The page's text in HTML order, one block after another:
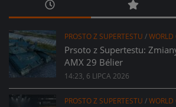
PROSTO Z SUPERTESTU /WORLD
Prsoto z Supertestu:
AMX 29 Bélier
14:23, 6 LIPCA 2026
PROSTO Z SUPERTESTU /WORLD